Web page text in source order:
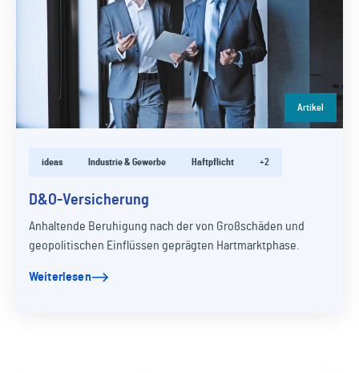
Artikel
ideas Industrie & Gewerbe Haftpflicht +2
D&O-Versicherung
Anhaltende Beruhigung nach der von Großschäden und
geopolitischen Einflüssen geprägten Hartmarktphase.
Weiterlesen